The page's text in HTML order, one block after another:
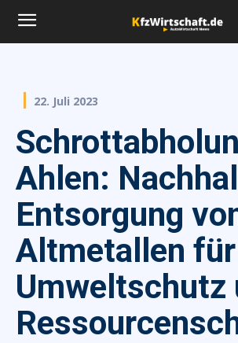
22. Juli 2023
Ahlen:
Entsorgung
Altmetallen für
Umweltschutz